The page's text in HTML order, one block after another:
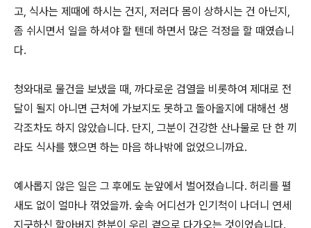
고, 식사는 제때에 하시는 건지, 저러다 몸이 상하시는 건 아닌지,
좀 쉬시면서 일을 하셔야 할 텐데 하면서 많은 걱정을 할 때였습니
다.
청와대로 물건을 보냈을 때, 까다로운 검열을 비롯하여 제대로 전
달이 될지 아니면 근처에 가보지도 못하고 돌아올지에 대해선 생
각조차도 하지 않았습니다. 단지, 그분이 건강한 산나물로 단 한 끼
라도 식사를 했으면 하는 마음 하나밖에 없었으니까요.
예사롭지 않은 일은 그 후에도 눈앞에서 벌어졌습니다. 허리를 펼
새도 없이 얼마나 꺾었을까. 숲속 어디선가 인기척이 나더니 연세
지긋하신 할아버지 한분이 우리 곁으로 다가오는 것이었습니다.